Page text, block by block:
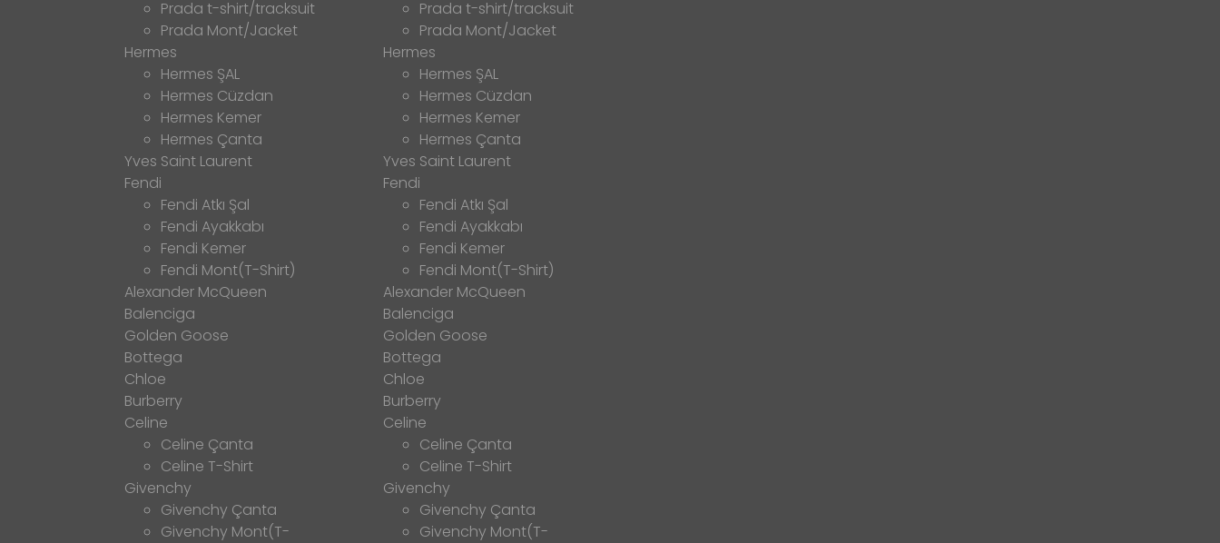
Prada t-shirt/tracksuit
Prada Mont/Jacket
Hermes
Hermes ŞAL
Hermes Cüzdan
Hermes Kemer
Hermes Çanta
Yves Saint Laurent
Fendi
Fendi Atkı Şal
Fendi Ayakkabı
Fendi Kemer
Fendi Mont(T-Shirt)
Alexander McQueen
Balenciga
Golden Goose
Bottega
Chloe
Burberry
Celine
Celine Çanta
Celine T-Shirt
Givenchy
Givenchy Çanta
Givenchy Mont(T-
Prada t-shirt/tracksuit
Prada Mont/Jacket
Hermes
Hermes ŞAL
Hermes Cüzdan
Hermes Kemer
Hermes Çanta
Yves Saint Laurent
Fendi
Fendi Atkı Şal
Fendi Ayakkabı
Fendi Kemer
Fendi Mont(T-Shirt)
Alexander McQueen
Balenciga
Golden Goose
Bottega
Chloe
Burberry
Celine
Celine Çanta
Celine T-Shirt
Givenchy
Givenchy Çanta
Givenchy Mont(T-